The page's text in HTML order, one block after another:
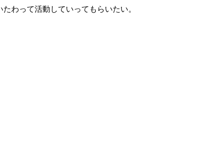
わって活動していってもらいたい。